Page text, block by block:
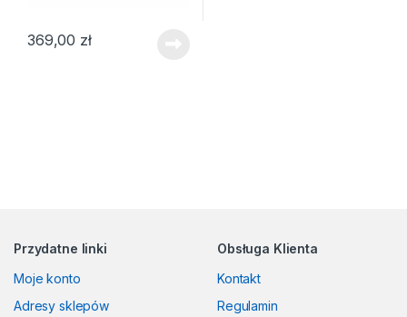
369,00 zł
Przydatne linki
Moje konto
Adresy sklepów
Obsługa Klienta
Kontakt
Regulamin